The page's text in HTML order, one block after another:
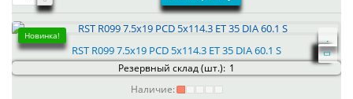
Новинка!
RST R099 7.5x19 PCD 5x114.3 ET 35 DIA 60.1 S
Резервный склад (шт.): 1
Наличие: